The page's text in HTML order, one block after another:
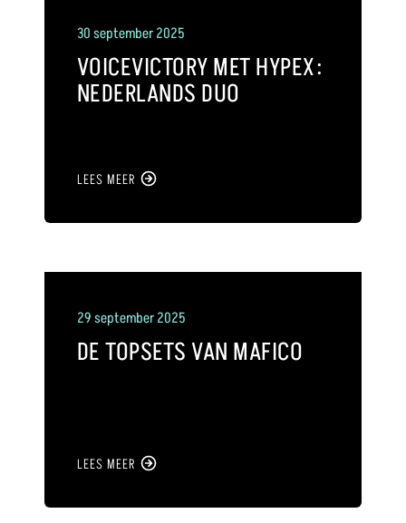
30 september 2025
VOICEVICTORY MET HYPEX:
NEDERLANDS DUO
LEES MEER
29 september 2025
DE TOPSETS VAN MAFICO
LEES MEER